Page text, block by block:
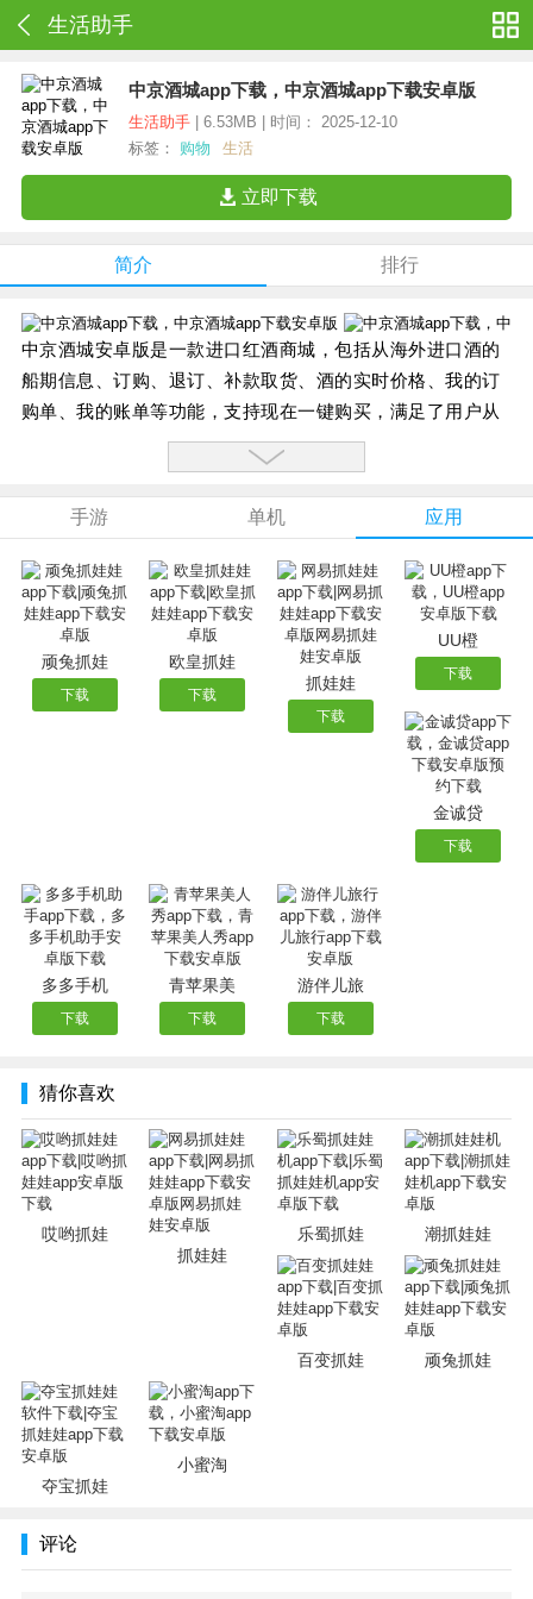
生活助手
中京酒城app下载，中京酒城app下载安卓版
生活助手| 6.53MB | 时间： 2025-12-10
标签： 购物 生活
立即下载
简介 排行
中京酒城安卓版是一款进口红酒商城，包括从海外进口酒的
船期信息、订购、退订、补款取货、酒的实时价格、我的订
购单、我的账单等功能，支持现在一键购买，满足了用户从
海外不同地区订购优质酒的需求。
手游 单机 应用
顽兔抓娃
下载
欧皇抓娃
下载
抓娃娃
下载
UU橙
下载
金诚贷
下载
多多手机
下载
青苹果美
下载
游伴儿旅
下载
猜你喜欢
哎哟抓娃
抓娃娃
乐蜀抓娃 潮抓娃娃
百变抓娃 顽兔抓娃
夺宝抓娃
小蜜淘
评论